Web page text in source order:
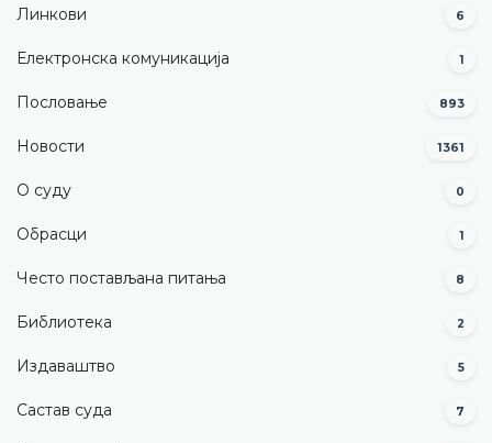
Линкови 6
Електронска комуникација 1
Пословање 893
Новости 1361
О суду 0
Обрасци 1
Често постављана питања 8
Библиотека 2
Издаваштво 5
Састав суда 7